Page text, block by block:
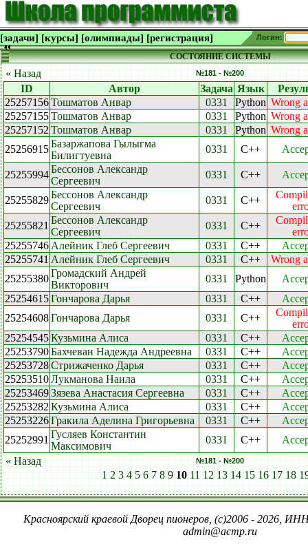
[задачи] [курсы] [олимпиады] [регистрация] Логин:
СОСТОЯНИЕ СИСТЕМЫ
« Назад №181 - №200
ID Автор Задача Язык
25257156Тошматов Анвар 0331 Python Wrong
25257155Тошматов Анвар 0331 Python Wrong
25257152 Тошматов Анвар 0331 Python Wrong
25256915Базаржапова Гылыгма
Билигтуевна
0331 C++
25255994Бессонов Александр
Сергеевич
0331 C++
25255829Бессонов Александр
Сергеевич
0331 C++
25255821 Бессонов Александр
Сергеевич
0331 C++
25255746 Алейник Глеб Сергеевич 0331 C++
25255741 Алейник Глеб Сергеевич 0331 C++
Wrong
25255380Громадский Андрей
Викторович
0331 Python
25254615Гончарова Дарья 0331 C++
25254608Гончарова Дарья 0331 C++
25254545Кузьмина Алиса 0331 C++
25253790Бахчеван Надежда Андреевна 0331 C++
25253728Стрижаченко Дарья 0331 C++
25253510Лукманова Наила 0331 C++
25253469Зязева Анастасия Сергеевна 0331 C++
25253282 Кузьмина Алиса 0331 C++
25253226Гракила Аделина Григорьевна 0331 C++
25252991 Гусляев Константин
Максимович
0331 C++
« Назад
№181 - №200
1 2 3 4 5 6 7 8 9 10 11 12 13 14 15 16 17 18
Красноярский краевой Дворец пионеров, (c)2006 - 2026,
admin@acmp.ru